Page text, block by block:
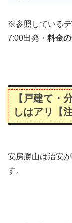
※参照している
7:00出発・ 料金
【戸建て・
しはアリ【
安房勝山は治安
す。